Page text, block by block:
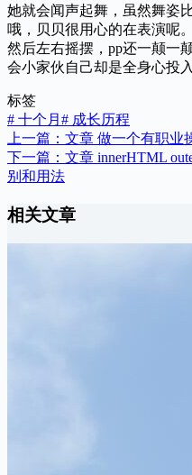
她就会闻声起舞，虽然舞姿
哦，贝贝很用心的在表演呢
然后左右摇摆，pp还一颠一
会小家伙自己却是全身心投
标签
# 十个月 # 成长历程
上一篇： 文章 做一个有职业
下一篇： 文章 innerHTML
别和用法
相关文章